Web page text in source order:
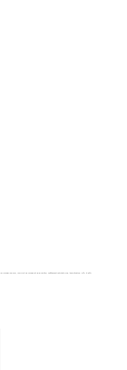
150 mm, support de rouleau et de glissière, revêtement antistatique, température -10°C à 80°C